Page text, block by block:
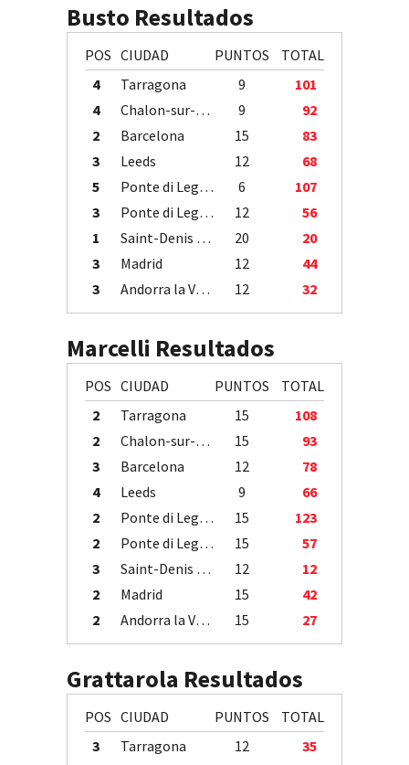
Busto Resultados
POS CIUDAD PUNTOS
TOTAL
4
Tarragona 9
101
4
Chalon-sur-Saône 9
92
2
Barcelona 15
83
3
Leeds 12
68
5
Ponte di Legno 6
107
3
Ponte di Legno 12
56
1
Saint-Denis / Île de la Réunion 20
20
3
Madrid 12
44
3
Andorra la Vella 12 32
Marcelli Resultados
POS CIUDAD PUNTOS
TOTAL
2
Tarragona 15
108
2
Chalon-sur-Saône 15
93
3
Barcelona 12
78
4
Leeds 9
66
2
Ponte di Legno 15
123
2
Ponte di Legno 15
57
3
Saint-Denis / Île de la Réunion 12
12
2
Madrid 15
42
2
Andorra la Vella 15 27
Grattarola Resultados
POS CIUDAD PUNTOS
TOTAL
3
Tarragona 12
35